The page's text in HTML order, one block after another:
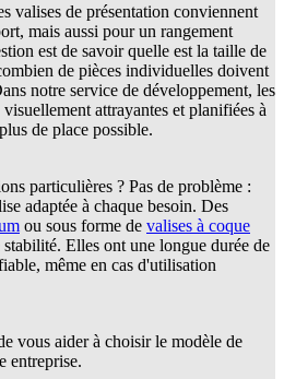
valises de présentation conviennent
mais aussi pour un rangement
est de savoir quelle est la taille de
de pièces individuelles doivent
notre service de développement, les
attrayantes et planifiées à
de place possible.
particulières ? Pas de problème :
adaptée à chaque besoin. Des
ou sous forme de valises à coque
stabilité. Elles ont une longue durée de
même en cas d'utilisation
vous aider à choisir le modèle de
entreprise.